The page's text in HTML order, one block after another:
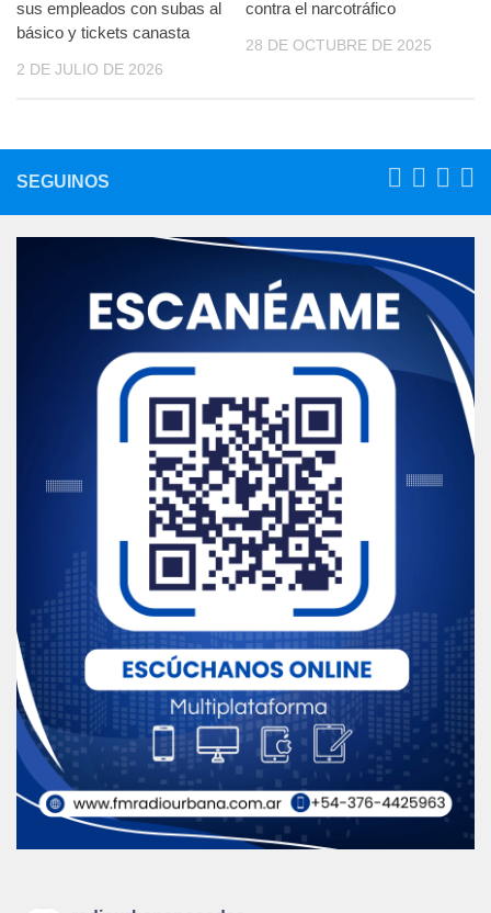
sus empleados con subas al
básico y tickets canasta
2 DE JULIO DE 2026
contra el narcotráfico
28 DE OCTUBRE DE 2025
SEGUINOS